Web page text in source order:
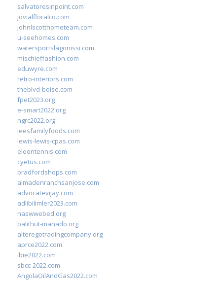
salvatoresinpoint.com
jovialfloralco.com
johnlscotthometeam.com
u-seehomes.com
watersportslagonissi.com
mischieffashion.com
eduwyre.com
retro-interiors.com
theblvd-boise.com
fpet2023.org
e-smart2022.org
ngrc2022.org
leesfamilyfoods.com
lewis-lewis-cpas.com
eleontennis.com
cyetus.com
bradfordshops.com
almadenranchsanjose.com
advocatevijay.com
adlibilimler2023.com
naswwebed.org
balithut-manado.org
alteregotradingcompany.org
aprce2022.com
ibie2022.com
sbcc-2022.com
AngolaOilAndGas2022.com